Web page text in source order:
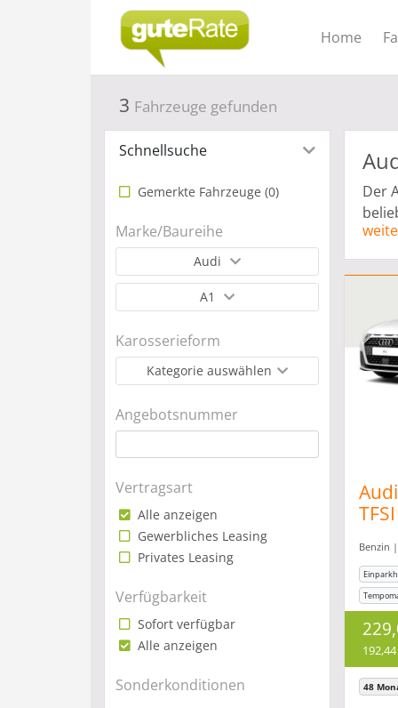
Home
3 Fahrzeuge gefunden
Schnellsuche
Gemerkte Fahrzeuge (0)
Marke/Baureihe
Audi
A1
Karosserieform
Kategorie auswählen
Angebotsnummer
Vertragsart
Alle anzeigen
Gewerbliches Leasing
Privates Leasing
Verfügbarkeit
Sofort verfügbar
Alle anzeigen
Sonderkonditionen
Der
50
mit
A2
die
Benzin
48